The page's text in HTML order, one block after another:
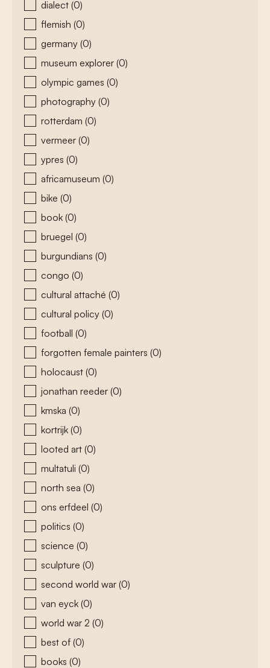
dialect (0)
flemish (0)
germany (0)
museum explorer (0)
olympic games (0)
photography (0)
rotterdam (0)
vermeer (0)
ypres (0)
africamuseum (0)
bike (0)
book (0)
bruegel (0)
burgundians (0)
congo (0)
cultural attaché (0)
cultural policy (0)
football (0)
forgotten female painters (0)
holocaust (0)
jonathan reeder (0)
kmska (0)
kortrijk (0)
looted art (0)
multatuli (0)
north sea (0)
ons erfdeel (0)
politics (0)
science (0)
sculpture (0)
second world war (0)
van eyck (0)
world war 2 (0)
best of (0)
books (0)